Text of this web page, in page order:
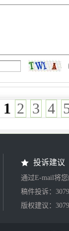
1 2 3 4
投诉建议
通过E-mail将
稿件投诉：
版权建议：